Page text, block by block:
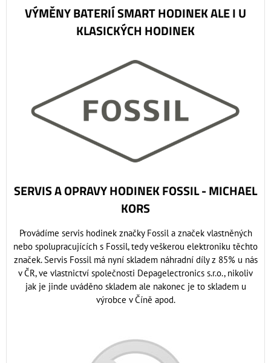
VÝMĚNY BATERIÍ SMART HODINEK ALE I U
KLASICKÝCH HODINEK
SERVIS A OPRAVY HODINEK FOSSIL - MICHAEL
KORS
Provádíme servis hodinek značky Fossil a značek vlastněných
nebo spolupracujících s Fossil, tedy veškerou elektroniku těchto
značek. Servis Fossil má nyní skladem náhradní díly z 85% u nás
v ČR, ve vlastnictví společnosti Depagelectronics s.r.o., nikoliv
jak je jinde uváděno skladem ale nakonec je to skladem u
výrobce v Číně apod.